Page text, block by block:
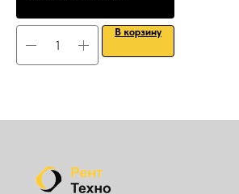
В корзину